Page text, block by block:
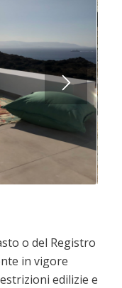
o del Registro
in vigore
edilizie e